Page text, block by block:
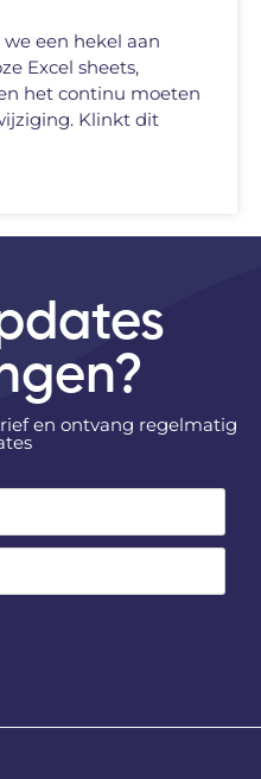
een hekel aan
Excel sheets,
het continu moeten
Klinkt dit
en ontvang regelmatig